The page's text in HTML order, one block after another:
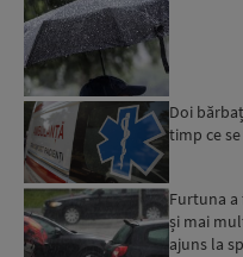
Doi
timp ce
Furtuna a
și mai
ajuns la